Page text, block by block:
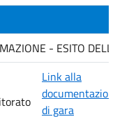
- ESITO DELLA
Link alla
documentazione
di gara